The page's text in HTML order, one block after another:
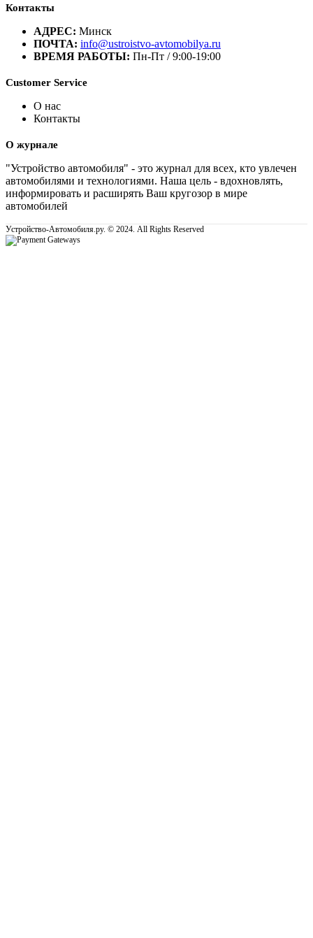
Контакты
АДРЕС: Минск
ПОЧТА: info@ustroistvo-avtomobilya.ru
ВРЕМЯ РАБОТЫ: Пн-Пт / 9:00-19:00
Customer Service
О нас
Контакты
О журнале
"Устройство автомобиля" - это журнал для всех, кто увлечен
автомобилями и технологиями. Наша цель - вдохновлять,
информировать и расширять Ваш кругозор в мире
автомобилей
Устройство-Автомобиля.ру. © 2024. All Rights Reserved